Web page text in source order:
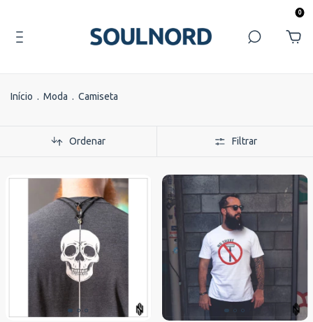
0
Início . Moda . Camiseta
Ordenar Filtrar